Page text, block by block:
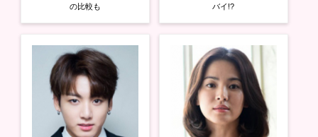
す
し
い
ウ
ド
ウ
開
き
ま
す
)
す
の比較も
バイ!?